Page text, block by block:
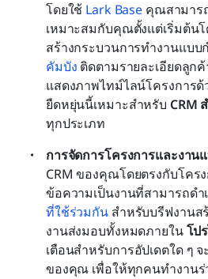
โดยใช้ Lark Base คุณสามาร
เหมาะสมกับคุณตั้งแต่เริ่มต้น
สร้างกระบวนการทำงานแบบ
คัมบัง ติดตามรายละเอียดลูก
แสดงภาพไทม์ไลน์โครงการด้
ยืดหยุ่นนี้เหมาะสำหรับ CRM
ทุกประเภท
การจัดการโครงการและงาน
CRM ของคุณโดยตรงกับโคร
ข้อความเป็นงานที่สามารถดำ
ที่ใช้ร่วมกัน สำหรับบรีฟงานส
งานส่งมอบทั้งหมดภายใน โป
เตือนสำหรับการอัปเดตใด ๆ
ของคุณ เพื่อให้ทุกคนทำงาน